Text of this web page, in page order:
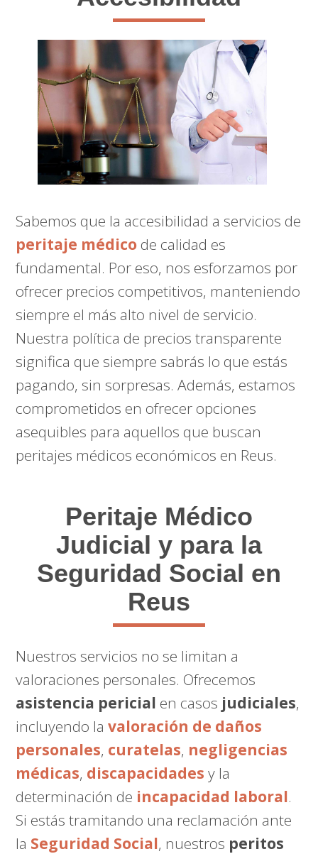
Sabemos que la accesibilidad a servicios de
peritaje médico de calidad es
fundamental. Por eso, nos esforzamos por
ofrecer precios competitivos, manteniendo
siempre el más alto nivel de servicio.
Nuestra política de precios transparente
significa que siempre sabrás lo que estás
pagando, sin sorpresas. Además, estamos
comprometidos en ofrecer opciones
asequibles para aquellos que buscan
peritajes médicos económicos en Reus.
Peritaje Médico
Judicial y para la
Seguridad Social en
Reus
Nuestros servicios no se limitan a
valoraciones personales. Ofrecemos
asistencia pericial en casos judiciales,
incluyendo lavaloración de daños
personales, curatelas, negligencias
médicas, discapacidades y la
determinación de incapacidad laboral.
Si estás tramitando una reclamación ante
la Seguridad Social, nuestros peritos